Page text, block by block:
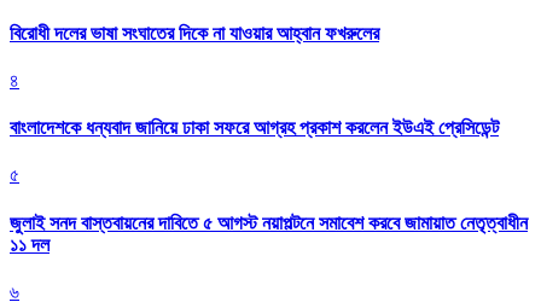
বিরোধী দলের ভাষা সংঘাতের দিকে না যাওয়ার আহ্বান ফখরুলের
৪
বাংলাদেশকে ধন্যবাদ জানিয়ে ঢাকা সফরে আগ্রহ প্রকাশ করলেন ইউএই প্রেসিডেন্ট
৫
জুলাই সনদ বাস্তবায়নের দাবিতে ৫ আগস্ট নয়াপল্টনে সমাবেশ করবে জামায়াত নেতৃত্বাধীন
১১ দল
৬